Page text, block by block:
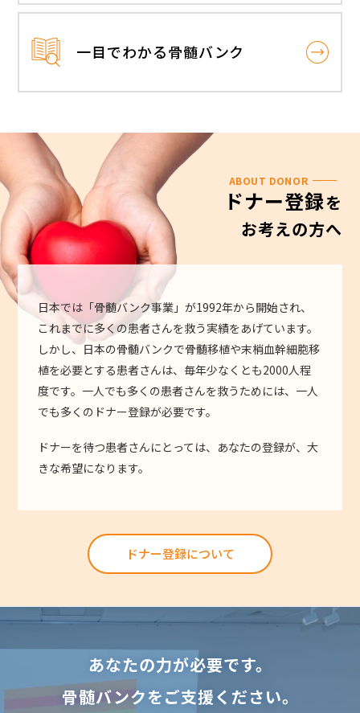
一目でわかる骨髄バンク
ABOUT DONOR
ドナー登録を
お考えの方へ
日本では「骨髄バンク事業」が1992年から開始され、
これまでに多くの患者さんを救う実績をあげています。
しかし、日本の骨髄バンクで骨髄移植や末梢血幹細胞移
植を必要とする患者さんは、毎年少なくとも2000人程
度です。一人でも多くの患者さんを救うためには、一人
でも多くのドナー登録が必要です。
ドナーを待つ患者さんにとっては、あなたの登録が、大
きな希望になります。
ドナー登録について
あなたの力が必要です。
骨髄バンクをご支援ください。